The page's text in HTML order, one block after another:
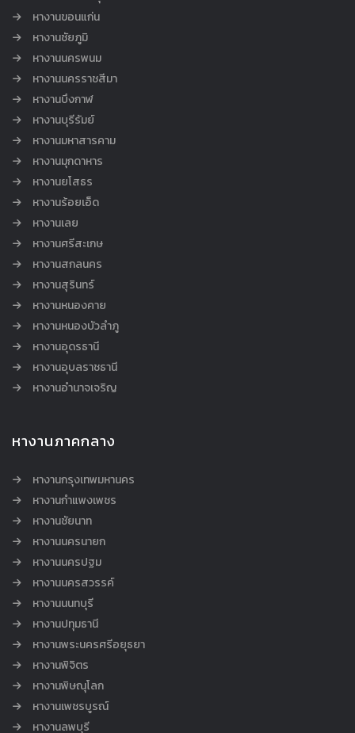
หางานขอนแก่น
หางานชัยภูมิ
หางานนครพนม
หางานนครราชสีมา
หางานบึงกาฬ
หางานบุรีรัมย์
หางานมหาสารคาม
หางานมุกดาหาร
หางานยโสธร
หางานร้อยเอ็ด
หางานเลย
หางานศรีสะเกษ
หางานสกลนคร
หางานสุรินทร์
หางานหนองคาย
หางานหนองบัวลำภู
หางานอุดรธานี
หางานอุบลราชธานี
หางานอำนาจเจริญ
หางานภาคกลาง
หางานกรุงเทพมหานคร
หางานกำแพงเพชร
หางานชัยนาท
หางานนครนายก
หางานนครปฐม
หางานนครสวรรค์
หางานนนทบุรี
หางานปทุมธานี
หางานพระนครศรีอยุธยา
หางานพิจิตร
หางานพิษณุโลก
หางานเพชรบูรณ์
หางานลพบุรี